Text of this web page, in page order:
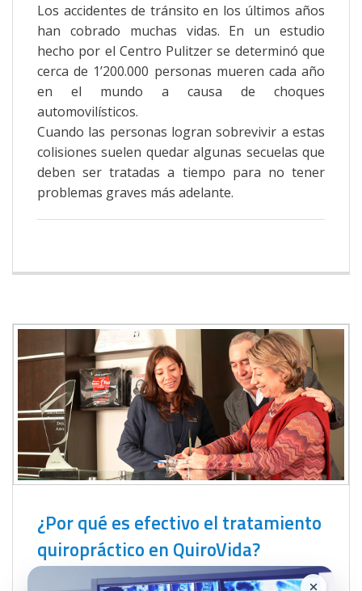
Los accidentes de tránsito en los últimos años
han cobrado muchas vidas. En un estudio
hecho por el Centro Pulitzer se determinó que
cerca de 1’200.000 personas mueren cada año
en el mundo a causa de choques
automovilísticos.
Cuando las personas logran sobrevivir a estas
colisiones suelen quedar algunas secuelas que
deben ser tratadas a tiempo para no tener
problemas graves más adelante.
¿Por qué es efectivo el tratamiento
quiropráctico en QuiroVida?